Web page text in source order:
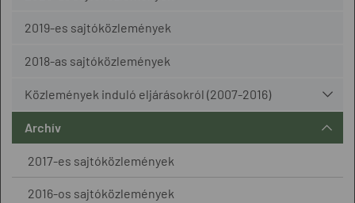
2019-es sajtóközlemények
2018-as sajtóközlemények
Közlemények induló eljárásokról (2007-2016)
Archív
2017-es sajtóközlemények
2016-os sajtóközlemények